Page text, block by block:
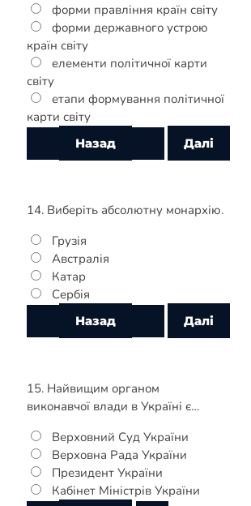
форми правління країн світу
форми державного устрою
країн світу
елементи політичної карти
світу
етапи формування політичної
карти світу
14. Виберіть абсолютну монархію.
Грузія
Австралія
Катар
Сербія
15. Найвищим органом
виконавчої влади в Україні є…
Верховний Суд України
Верховна Рада України
Президент України
Кабінет Міністрів України